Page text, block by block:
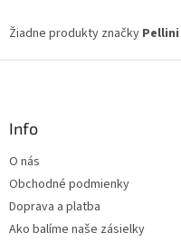
Žiadne produkty značky Pellini
Info
O nás
Obchodné podmienky
Doprava a platba
Ako balíme naše zásielky